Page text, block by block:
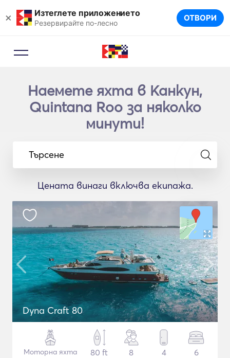
× Изтеглете приложението
Резервирайте по-лесно ОТВОРИ
Наемете яхта в Канкун,
Quintana Roo за няколко
минути!
Търсене
Цената винаги включва екипажа.
Dyna Craft 80
Моторна яхта
80 ft
8 4 6